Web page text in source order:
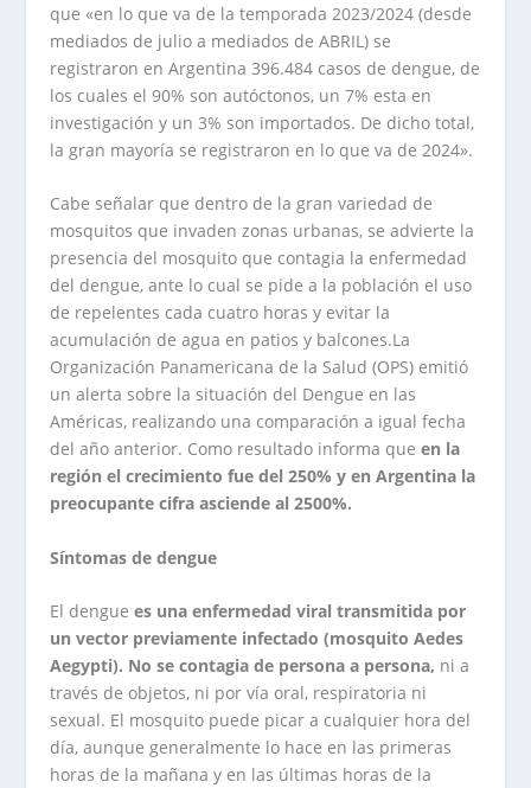
que «en lo que va de la temporada 2023/2024 (desde
mediados de julio a mediados de ABRIL) se
registraron en Argentina 396.484 casos de dengue, de
los cuales el 90% son autóctonos, un 7% esta en
investigación y un 3% son importados. De dicho total,
la gran mayoría se registraron en lo que va de 2024».
Cabe señalar que dentro de la gran variedad de
mosquitos que invaden zonas urbanas, se advierte la
presencia del mosquito que contagia la enfermedad
del dengue, ante lo cual se pide a la población el uso
de repelentes cada cuatro horas y evitar la
acumulación de agua en patios y balcones.La
Organización Panamericana de la Salud (OPS) emitió
un alerta sobre la situación del Dengue en las
Américas, realizando una comparación a igual fecha
del año anterior. Como resultado informa queen la
región el crecimiento fue del 250% y en Argentina la
preocupante cifra asciende al 2500%.
Síntomas de dengue
El denguees una enfermedad viral transmitida por
un vector previamente infectado (mosquito Aedes
Aegypti). No se contagia de persona a persona, ni a
través de objetos, ni por vía oral, respiratoria ni
sexual. El mosquito puede picar a cualquier hora del
día, aunque generalmente lo hace en las primeras
horas de la mañana y en las últimas horas de la